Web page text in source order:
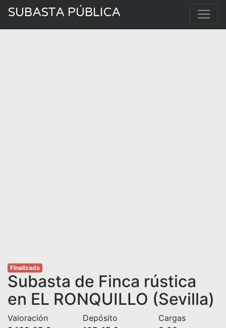
SUBASTA PÚBLICA
Finalizada
Subasta de Finca rústica
en EL RONQUILLO (Sevilla)
Valoración
Depósito
Cargas